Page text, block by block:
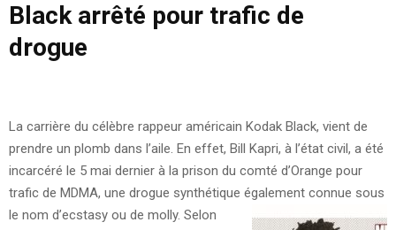
Black arrêté pour trafic de
drogue
La carrière du célèbre rappeur américain Kodak Black, vient de
prendre un plomb dans l’aile. En effet, Bill Kapri, à l’état civil, a été
incarcéré le 5 mai dernier à la prison du comté d’Orange pour
trafic de MDMA, une drogue synthétique également connue sous
le nom d’ecstasy ou de molly. Selon